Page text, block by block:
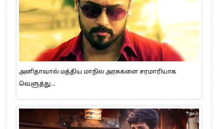
அனிதாவால் மத்திய மாநில அரசுகளை சரமாரியாக
வெளுத்து…